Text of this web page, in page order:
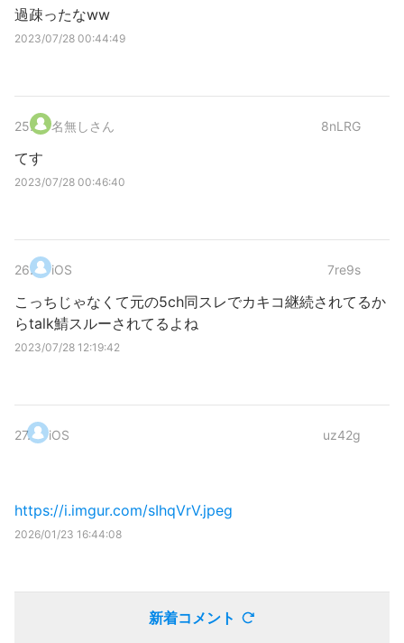
過疎ったなww
2023/07/28 00:44:49
25. 名無しさん 8nLRG
てす
2023/07/28 00:46:40
26. iOS 7re9s
こっちじゃなくて元の5ch同スレでカキコ継続されてるか
らtalk鯖スルーされてるよね
2023/07/28 12:19:42
27. iOS uz42g
https://i.imgur.com/sIhqVrV.jpeg
2026/01/23 16:44:08
新着コメント